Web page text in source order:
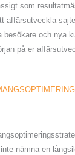
som
affärsutveckla
besökare och nya
på er
nämna en